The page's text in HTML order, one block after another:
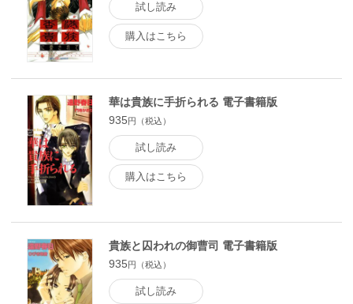
試し読み
購入はこちら
華は貴族に手折られる 電子書籍版
935 円（税込）
試し読み
購入はこちら
貴族と囚われの御曹司 電子書籍版
935円（税込）
試し読み